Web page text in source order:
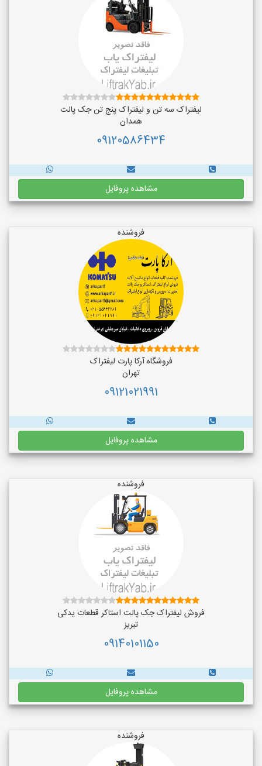
لیفتراک سه تن و لیفتراک پنج تن جک پالت
همدان
09120586434
مشاهده پروفایل
فروشنده
فروشگاه آرکا پارت لیفتراک
تهران
09121021991
مشاهده پروفایل
فروشنده
فروش لیفتراک جک پالت استاکر قطعات یدکی
تبریز
09140101150
مشاهده پروفایل
فروشنده